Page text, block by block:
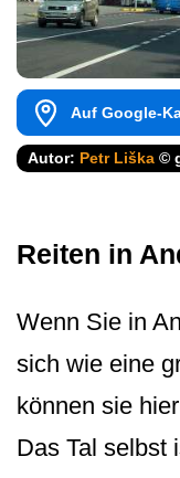
Auf Google-
Autor: Petr Liška ©
Reiten in
Wenn Sie in
sich wie eine
können sie
Das Tal selbst